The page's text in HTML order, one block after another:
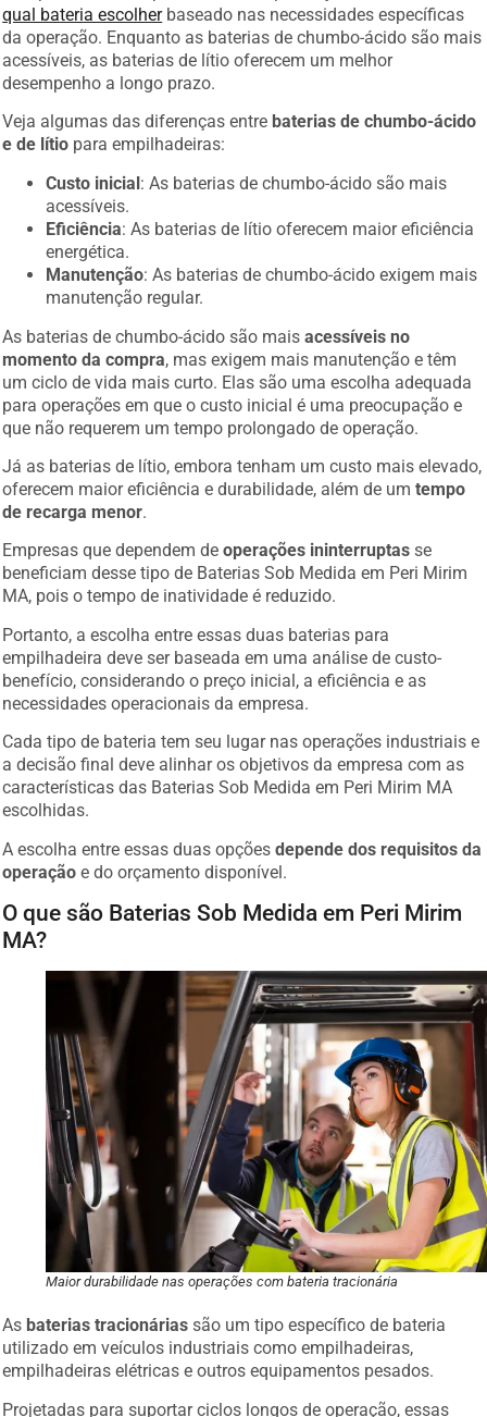
qual bateria escolherbaseado nas necessidades específicas
da operação. Enquanto as baterias de chumbo-ácido são mais
acessíveis, as baterias de lítio oferecem um melhor
desempenho a longo prazo.
Veja algumas das diferenças entre baterias de chumbo-ácido
e de lítio para empilhadeiras:
Custo inicial: As baterias de chumbo-ácido são mais
acessíveis.
Eficiência: As baterias de lítio oferecem maior eficiência
energética.
Manutenção: As baterias de chumbo-ácido exigem mais
manutenção regular.
As baterias de chumbo-ácido são maisacessíveis no
momento da compra, mas exigem mais manutenção e têm
um ciclo de vida mais curto. Elas são uma escolha adequada
para operações em que o custo inicial é uma preocupação e
que não requerem um tempo prolongado de operação.
Já as baterias de lítio, embora tenham um custo mais elevado,
oferecem maior eficiência e durabilidade, além de umtempo
de recarga menor.
Empresas que dependem deoperações ininterruptas se
beneficiam desse tipo de Baterias Sob Medida em Peri Mirim
MA, pois o tempo de inatividade é reduzido.
Portanto, a escolha entre essas duas baterias para
empilhadeira deve ser baseada em uma análise de custo-
benefício, considerando o preço inicial, a eficiência e as
necessidades operacionais da empresa.
Cada tipo de bateria tem seu lugar nas operações industriais e
a decisão final deve alinhar os objetivos da empresa com as
características das Baterias Sob Medida em Peri Mirim MA
escolhidas.
A escolha entre essas duas opçõesdepende dos requisitos da
operação e do orçamento disponível.
O que são Baterias Sob Medida em Peri Mirim
MA?
Maior durabilidade nas operações com bateria tracionária
As baterias tracionárias são um tipo específico de bateria
utilizado em veículos industriais como empilhadeiras,
empilhadeiras elétricas e outros equipamentos pesados.
Projetadas para suportar ciclos longos de operação, essas